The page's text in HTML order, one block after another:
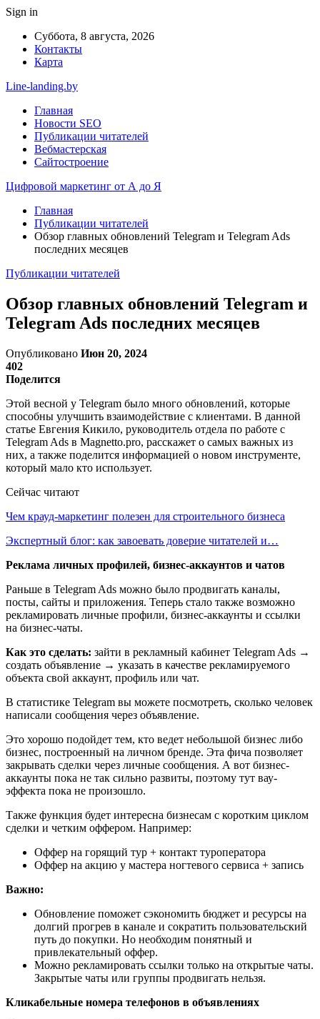
Sign in
Суббота, 8 августа, 2026
Контакты
Карта
Line-landing.by
Главная
Новости SEO
Публикации читателей
Вебмастерская
Сайтостроение
Цифровой маркетинг от А до Я
Главная
Публикации читателей
Обзор главных обновлений Telegram и Telegram Ads
последних месяцев
Публикации читателей
Обзор главных обновлений Telegram и
Telegram Ads последних месяцев
Опубликовано Июн 20, 2024
402
Поделится
Этой весной у Telegram было много обновлений, которые
способны улучшить взаимодействие с клиентами. В данной
статье Евгения Кикило, руководитель отдела по работе с
Telegram Ads в Magnetto.pro, расскажет о самых важных из
них, а также поделится информацией о новом инструменте,
который мало кто использует.
Сейчас читают
Чем крауд-маркетинг полезен для строительного бизнеса
Экспертный блог: как завоевать доверие читателей и…
Реклама личных профилей, бизнес-аккаунтов и чатов
Раньше в Telegram Ads можно было продвигать каналы,
посты, сайты и приложения. Теперь стало также возможно
рекламировать личные профили, бизнес-аккаунты и ссылки
на бизнес-чаты.
Как это сделать: зайти в рекламный кабинет Telegram Ads →
создать объявление → указать в качестве рекламируемого
объекта свой аккаунт, профиль или чат.
В статистике Telegram вы можете посмотреть, сколько человек
написали сообщения через объявление.
Это хорошо подойдет тем, кто ведет небольшой бизнес либо
бизнес, построенный на личном бренде. Эта фича позволяет
закрывать сделки через личные сообщения. А вот бизнес-
аккаунты пока не так сильно развиты, поэтому тут вау-
эффекта пока не произошло.
Также функция будет интересна бизнесам с коротким циклом
сделки и четким оффером. Например:
Оффер на горящий тур + контакт туроператора
Оффер на акцию у мастера ногтевого сервиса + запись
Важно:
Обновление поможет сэкономить бюджет и ресурсы на
долгий прогрев в канале и сократить пользовательский
путь до покупки. Но необходим понятный и
привлекательный оффер.
Можно рекламировать ссылки только на открытые чаты.
Закрытые чаты или группы продвигать нельзя.
Кликабельные номера телефонов в объявлениях